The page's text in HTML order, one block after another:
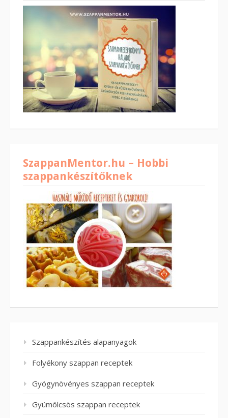
SzappanMentor.hu – Hobbi
szappankészítőknek
Szappankészítés alapanyagok
Folyékony szappan receptek
Gyógynövényes szappan receptek
Gyümölcsös szappan receptek